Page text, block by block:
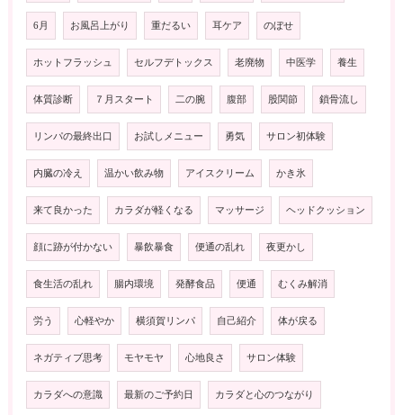
6月 お風呂上がり 重だるい 耳ケア のぼせ
ホットフラッシュ セルフデトックス 老廃物 中医学 養生
体質診断 ７月スタート 二の腕 腹部 股関節 鎖骨流し
リンパの最終出口 お試しメニュー 勇気 サロン初体験
内臓の冷え 温かい飲み物 アイスクリーム かき氷
来て良かった カラダが軽くなる マッサージ ヘッドクッション
顔に跡が付かない 暴飲暴食 便通の乱れ 夜更かし
食生活の乱れ 腸内環境 発酵食品 便通 むくみ解消
労う 心軽やか 横須賀リンパ 自己紹介 体が戻る
ネガティブ思考 モヤモヤ 心地良さ サロン体験
カラダへの意識 最新のご予約日 カラダと心のつながり